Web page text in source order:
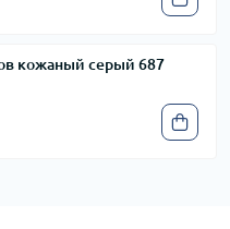
кожаный серый 687